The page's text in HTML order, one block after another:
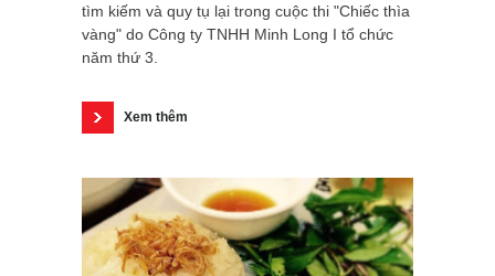
tìm kiếm và quy tụ lại trong cuộc thi "Chiếc thìa
vàng" do Công ty TNHH Minh Long I tổ chức
năm thứ 3.
Xem thêm